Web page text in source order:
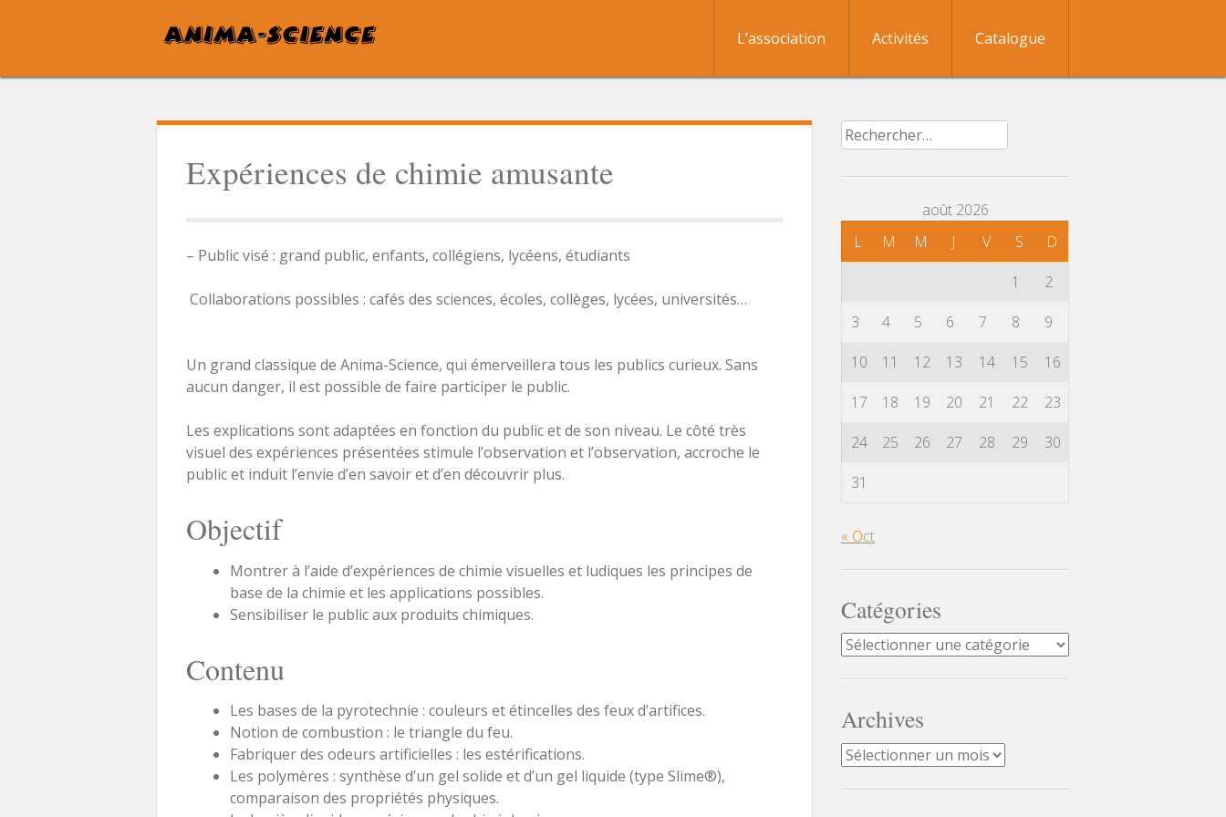
L’association Activités Catalogue
Expériences de chimie amusante
– Public visé : grand public, enfants, collégiens, lycéens, étudiants
Collaborations possibles : cafés des sciences, écoles, collèges, lycées, universités…
Un grand classique de Anima-Science, qui émerveillera tous les publics curieux. Sans
aucun danger, il est possible de faire participer le public.
Les explications sont adaptées en fonction du public et de son niveau. Le côté très
visuel des expériences présentées stimule l’observation et l’observation, accroche le
public et induit l’envie d’en savoir et d’en découvrir plus.
Objectif
Montrer à l’aide d’expériences de chimie visuelles et ludiques les principes de
base de la chimie et les applications possibles.
Sensibiliser le public aux produits chimiques.
Contenu
Les bases de la pyrotechnie : couleurs et étincelles des feux d’artifices.
Notion de combustion : le triangle du feu.
Fabriquer des odeurs artificielles : les estérifications.
Les polymères : synthèse d’un gel solide et d’un gel liquide (type Slime®),
comparaison des propriétés physiques.
Rechercher :
août 2026
L
M M J V S
D
1
2
3
4 5 6 7 8
9
10
11 12 13 14 15
16
17
18 19 20 21 22
23
24
25 26 27 28 29
30
31
« Oct
Catégories
Catégories
Archives
Archives